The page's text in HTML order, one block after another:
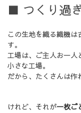
■ つくり過
この生地を織る織機
す。
工場は、ご主人お一人
小さな工場。
だから、たくさんは作
けれど、それが一枚ご